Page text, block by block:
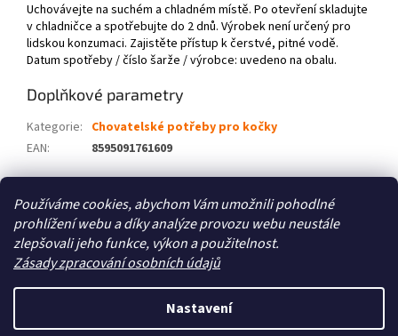
Používáme cookies, abychom Vám umožnili pohodlné
prohlížení webu a díky analýze provozu webu neustále
zlepšovali jeho funkce, výkon a použitelnost.
Zásady zpracování osobních údajů
Nastavení
Uchovávejte na suchém a chladném místě. Po otevření skladujte
v chladničce a spotřebujte do 2 dnů. Výrobek není určený pro
lidskou konzumaci. Zajistěte přístup k čerstvé, pitné vodě.
Datum spotřeby / číslo šarže / výrobce: uvedeno na obalu.
Doplňkové parametry
Kategorie: Chovatelské potřeby pro kočky
EAN: 8595091761609
Zboží.cz Heureka.cz
Vytvořil Shoptet